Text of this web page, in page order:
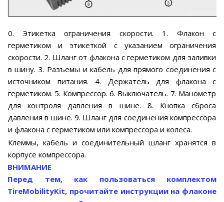
0. Этикетка ограничения скорости. 1. Флакон с
герметиком и этикеткой с указанием ограничения
скорости. 2. Шланг от флакона с герметиком для заливки
в шину. 3. Разъемы и кабель для прямого соединения с
источником питания. 4. Держатель для флакона с
герметиком. 5. Компрессор. 6. Выключатель. 7. Манометр
для контроля давления в шине. 8. Кнопка сброса
давления в шине. 9. Шланг для соединения компрессора
и флакона с герметиком или компрессора и колеса.
Клеммы, кабель и соединительный шланг хранятся в
корпусе компрессора.
ВНИМАНИЕ
Перед тем, как пользоваться комплектом
TireMobilityKit, прочитайте инструкции на флаконе